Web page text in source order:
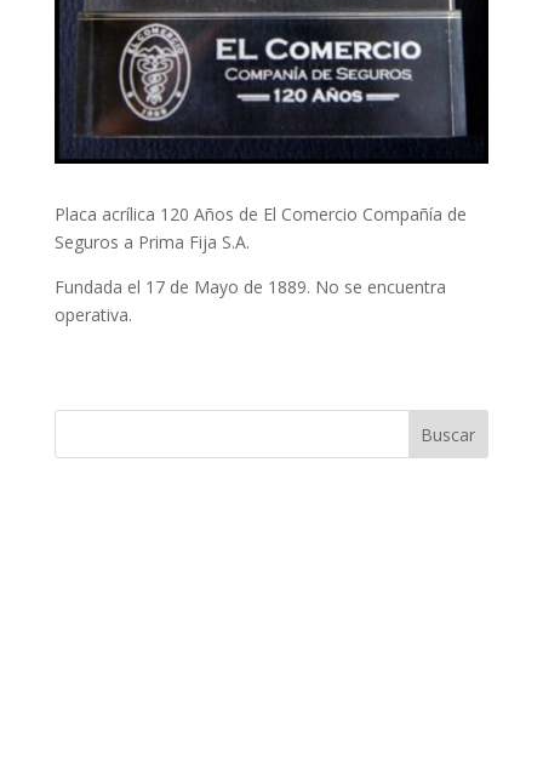
Placa acrílica 120 Años de El Comercio Compañía de
Seguros a Prima Fija S.A.
Fundada el 17 de Mayo de 1889. No se encuentra
operativa.